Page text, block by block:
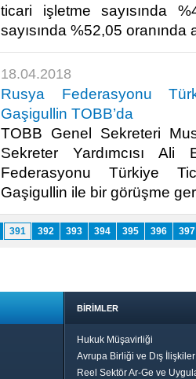
ticari işletme sayısında
sayısında %52,05 oranında
18.04.2018
Rusya Federasyonu
Gaşigullin TOBB’da
TOBB Genel Sekreteri
Sekreter Yardımcısı Ali
Federasyonu Türkiye
Gaşigullin ile bir görüşme
391 392 393 394 395 396 397
BİRİMLER
Hukuk Müşavirliği
Avrupa Birliği ve Dış
Reel Sektör Ar-Ge ve